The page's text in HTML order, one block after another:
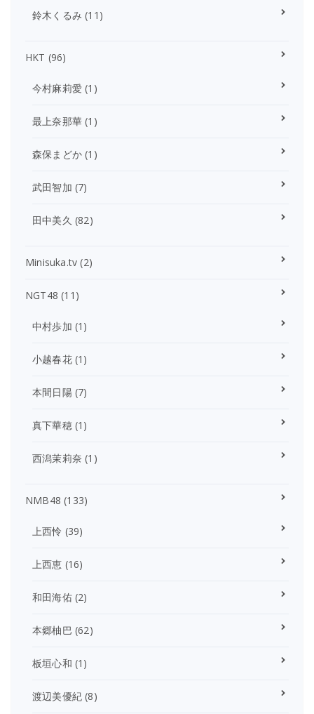
鈴木くるみ (11)
HKT (96)
今村麻莉愛 (1)
最上奈那華 (1)
森保まどか (1)
武田智加 (7)
田中美久 (82)
Minisuka.tv (2)
NGT48 (11)
中村歩加 (1)
小越春花(1)
本間日陽(7)
真下華穂(1)
西潟茉莉奈 (1)
NMB48 (133)
上西怜 (39)
上西恵 (16)
和田海佑(2)
本郷柚巴 (62)
板垣心和 (1)
渡辺美優紀 (8)